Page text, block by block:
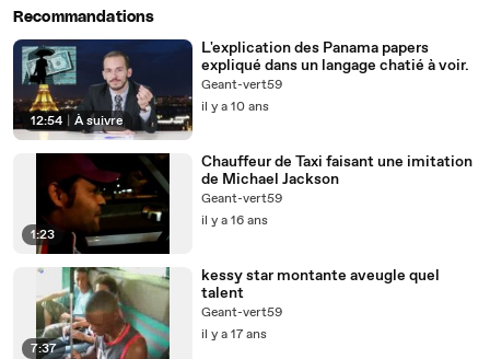
Recommandations
12:54 À suivre
L'explication des Panama papers
expliqué dans un langage chatié à voir.
Geant-vert59
il y a 10 ans
1:23
Chauffeur de Taxi faisant une imitation
de Michael Jackson
Geant-vert59
il y a 16 ans
7:37
kessy star montante aveugle quel
talent
Geant-vert59
il y a 17 ans